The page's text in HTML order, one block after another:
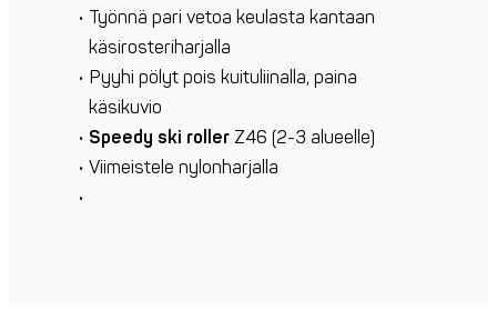
Työnnä pari vetoa keulasta kantaan
käsirosteriharjalla
Pyyhi pölyt pois kuituliinalla, paina
käsikuvio
Speedy ski roller Z46 (2-3 alueelle)
Viimeistele nylonharjalla